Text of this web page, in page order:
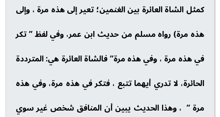
كمثل الشاة العائرة بين الغنمين؛ تعير إلى هذه مرة ، وإلى
هذه مرة) رواه مسلم من حديث ابن عمر، وفي لفظ ” تكر
في هذه مرة ، وفي هذه مرة” فالشاة العائرة هي: المترددة
الحائرة، لا تدري أيهما تتبع ، فتكر في هذه مرة، وفي هذه
مرة ” ، وهذا الحديث يبين أن المنافق شخص غير سوي